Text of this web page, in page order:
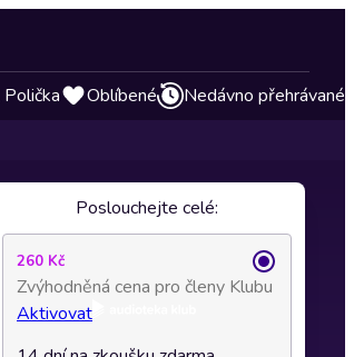
Polička Oblíbené Nedávno přehrávané
Poslouchejte celé:
260 Kč
Zvýhodněná cena pro členy Klubu
Aktivovat